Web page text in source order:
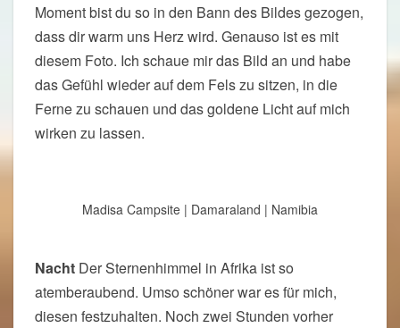
Moment bist du so in den Bann des Bildes gezogen,
dass dir warm uns Herz wird. Genauso ist es mit
diesem Foto. Ich schaue mir das Bild an und habe
das Gefühl wieder auf dem Fels zu sitzen, in die
Ferne zu schauen und das goldene Licht auf mich
wirken zu lassen.
Madisa Campsite | Damaraland | Namibia
Nacht Der Sternenhimmel in Afrika ist so
atemberaubend. Umso schöner war es für mich,
diesen festzuhalten. Noch zwei Stunden vorher